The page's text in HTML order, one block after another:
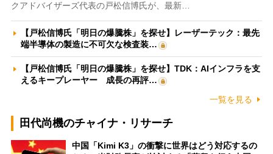
クアドバイザーズ代表の戸松信博氏が、最新…
【戸松信博氏「明日の爆騰株」を探せ】レーザーテック：最先
端半導体の製造に不可欠な検査装…
【戸松信博氏「明日の爆騰株」を探せ】TDK：AIインフラを支
えるキープレーヤー 成長の再評…
一覧を見る
田代尚機のチャイナ・リサーチ
中国「Kimi K3」の衝撃に世界はどう対応するの